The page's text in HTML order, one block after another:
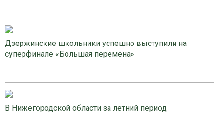
Дзержинские школьники успешно выступили на
суперфинале «Большая перемена»
В Нижегородской области за летний период